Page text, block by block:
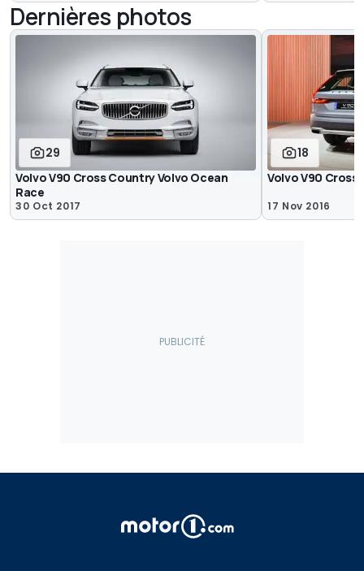
Dernières photos
29
Volvo V90 Cross Country Volvo Ocean
Race
30 Oct 2017
18
Volvo V90 Cross
17 Nov 2016